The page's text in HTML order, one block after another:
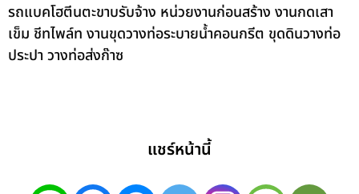
รถแบคโฮตีนตะขาบรับจ้าง หน่วยงานก่อนสร้าง งานกดเสา
เข็ม ชีทไพล์ท งานขุดวางท่อระบายน้ำคอนกรีต ขุดดินวางท่อ
ประปา วางท่อส่งก๊าซ
แชร์หน้านี้